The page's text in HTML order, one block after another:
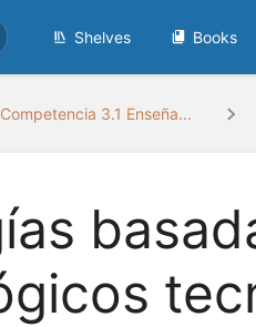
Shelves Books
Competencia 3.1 Enseña...